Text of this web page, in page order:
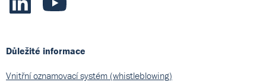
Důležité informace
Vnitřní oznamovací systém (whistleblowing)